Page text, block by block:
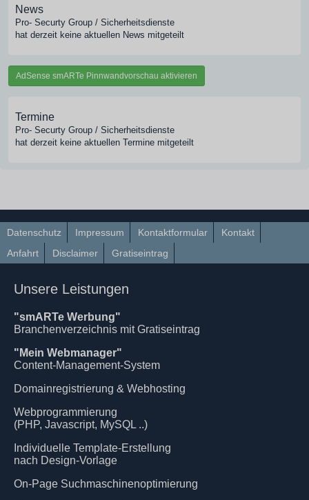
News
Pro- Securty Group / Sicherheitsdienste
hat derzeit keine aktuellen News mitgeteilt
AdSense smARTe Pinnwandvorschau aktivieren
Termine
Pro- Securty Group / Sicherheitsdienste
hat derzeit keine aktuellen Termine mitgeteilt
Datenschutz Impressum Kontaktformular
Kontakt
Anfahrt
Disclaimer Gratiseintrag
Unsere Leistungen
"smARTe Werbung"
Branchenverzeichnis mit Gratiseintrag
"Mein Webmanager"
Content-Management-System
Domainregistrierung & Webhosting
Webprogrammierung
(PHP, Javascript, MySQL ..)
Individuelle Template-Erstellung
nach Design-Vorlage
On-Page Suchmaschinenoptimierung